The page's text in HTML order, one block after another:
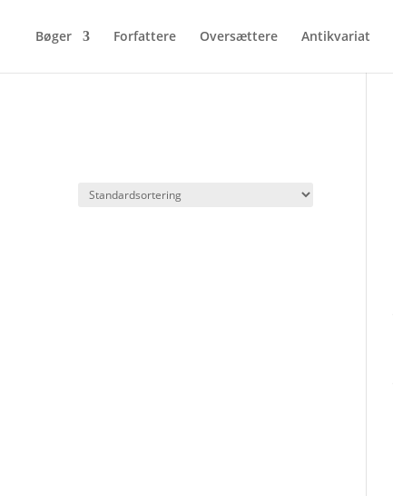
Bøger Forfattere Oversættere Antikvariat